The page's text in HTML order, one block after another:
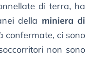
di terra, ha
della miniera di
confermate, ci sono
non sono